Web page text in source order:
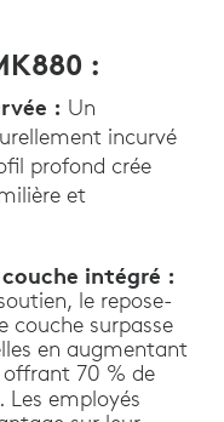
:
: Un
incurvé
profond crée
et
intégré :
le repose-
couche surpasse
en augmentant
70 % de
Les employés